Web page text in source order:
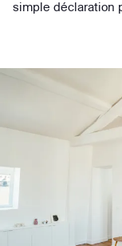
simple déclaration